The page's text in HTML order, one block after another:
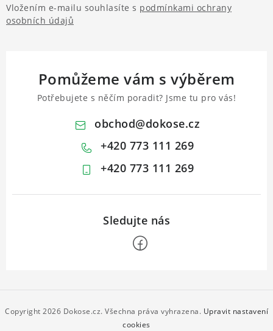
Vložením e-mailu souhlasíte s podmínkami ochrany
osobních údajů
Pomůžeme vám s výběrem
Potřebujete s něčím poradit? Jsme tu pro vás!
obchod@dokose.cz
+420 773 111 269
+420 773 111 269
pCopyright 2026 Dokose.cz. Všechna práva vyhrazena. Upravit nastavení
cookies